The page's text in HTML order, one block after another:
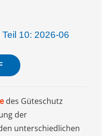
10: 2026-06
des Güteschutz
der
unterschiedlichen